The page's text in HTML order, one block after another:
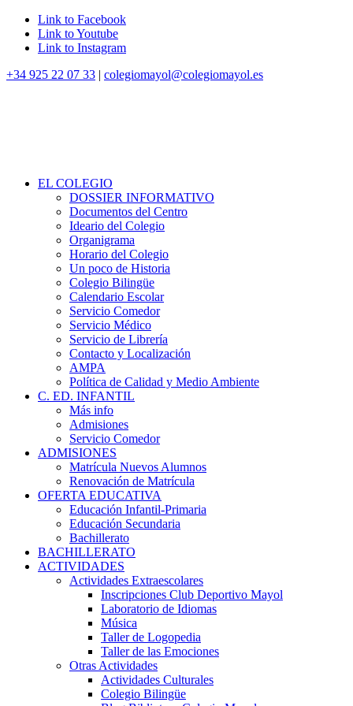
Link to Facebook
Link to Youtube
Link to Instagram
+34 925 22 07 33 | colegiomayol@colegiomayol.es
EL COLEGIO
DOSSIER INFORMATIVO
Documentos del Centro
Ideario del Colegio
Organigrama
Horario del Colegio
Un poco de Historia
Colegio Bilingüe
Calendario Escolar
Servicio Comedor
Servicio Médico
Servicio de Librería
Contacto y Localización
AMPA
Política de Calidad y Medio Ambiente
C. ED. INFANTIL
Más info
Admisiones
Servicio Comedor
ADMISIONES
Matrícula Nuevos Alumnos
Renovación de Matrícula
OFERTA EDUCATIVA
Educación Infantil-Primaria
Educación Secundaria
Bachillerato
BACHILLERATO
ACTIVIDADES
Actividades Extraescolares
Inscripciones Club Deportivo Mayol
Laboratorio de Idiomas
Música
Taller de Logopedia
Taller de las Emociones
Otras Actividades
Actividades Culturales
Colegio Bilingüe